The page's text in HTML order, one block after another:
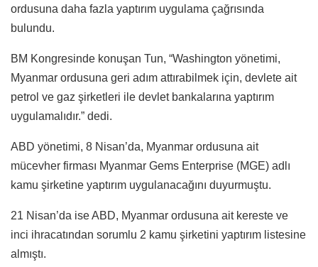
ordusuna daha fazla yaptırım uygulama çağrısında
bulundu.
BM Kongresinde konuşan Tun, “Washington yönetimi,
Myanmar ordusuna geri adım attırabilmek için, devlete ait
petrol ve gaz şirketleri ile devlet bankalarına yaptırım
uygulamalıdır.” dedi.
ABD yönetimi, 8 Nisan’da, Myanmar ordusuna ait
mücevher firması Myanmar Gems Enterprise (MGE) adlı
kamu şirketine yaptırım uygulanacağını duyurmuştu.
21 Nisan’da ise ABD, Myanmar ordusuna ait kereste ve
inci ihracatından sorumlu 2 kamu şirketini yaptırım listesine
almıştı.